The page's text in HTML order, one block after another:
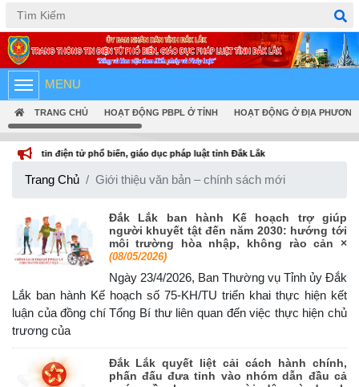
Tiếng Việt English
MENU
TRANG CHỦ HOẠT ĐỘNG PBPL Ở TỈNH HOẠT ĐỘNG Ở ĐỊA PHƯƠNG
phổ biến, giáo dục pháp luật tỉnh Đắk Lắk
Trang Chủ Giới thiệu văn bản – chính sách mới
Đắk Lắk ban hành Kế hoạch trợ giúp
người khuyết tật đến năm 2030: hướng tới
môi trường hòa nhập, không rào cản ×
(08/05/2026)
Ngày 23/4/2026, Ban Thường vụ Tỉnh ủy Đắk
Lắk ban hành Kế hoạch số 75-KH/TU triển khai thực hiện kết
luận của đồng chí Tổng Bí thư liên quan đến việc thực hiện chủ
trương của
Đắk Lắk quyết liệt cải cách hành chính,
phấn đấu đưa tỉnh vào nhóm dẫn đầu cả